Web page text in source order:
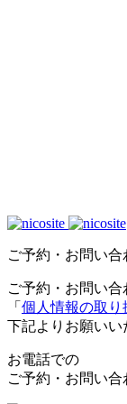
ご予約・お問い合
ご予約・お問い
「 個人情報の取り
下記よりお願いい
お電話での
ご予約・お問い合